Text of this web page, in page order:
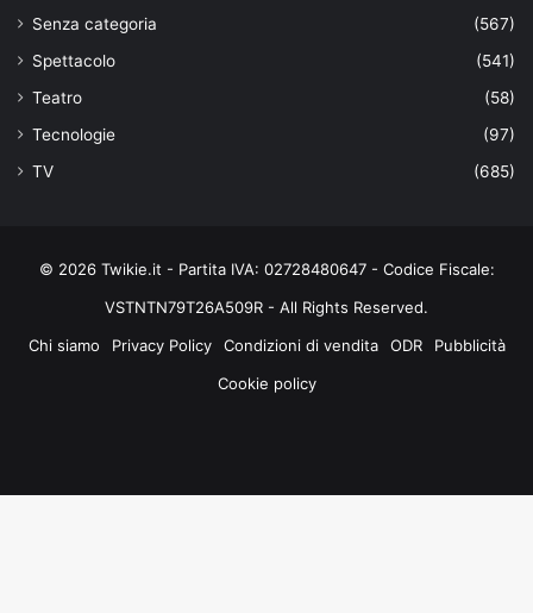
Senza categoria
(567)
Spettacolo
(541)
Teatro
(58)
Tecnologie
(97)
TV
(685)
© 2026 Twikie.it - Partita IVA: 02728480647 - Codice Fiscale:
VSTNTN79T26A509R - All Rights Reserved.
Chi siamo
Privacy Policy Condizioni di vendita ODR
Pubblicità
Cookie policy
Tube